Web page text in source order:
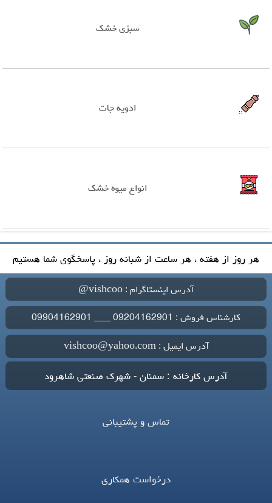
سبزی خشک
ادویه جات
انواع میوه خشک
هر روز از هفته ، هر ساعت از شبانه روز ، پاسخگوی شما هستیم
آدرس اینستاگرام : vishcoo@
کارشناس فروش : 09204162901 ___ 09904162901
آدرس ایمیل : vishcoo@yahoo.com
آدرس کارخانه : سمنان - شهرک صنعتی شاهرود
تماس و پشتیبانی
درخواست همکاری